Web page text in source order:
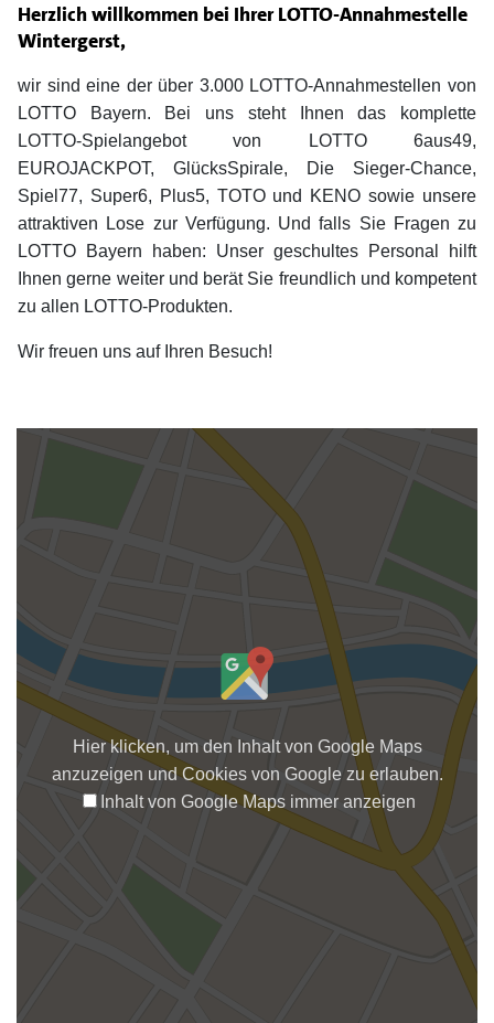
Herzlich willkommen bei Ihrer LOTTO-Annahmestelle
Wintergerst,
wir sind eine der über 3.000 LOTTO-Annahmestellen von
LOTTO Bayern. Bei uns steht Ihnen das komplette
LOTTO-Spielangebot von LOTTO 6aus49,
EUROJACKPOT, GlücksSpirale, Die Sieger-Chance,
Spiel77, Super6, Plus5, TOTO und KENO sowie unsere
attraktiven Lose zur Verfügung. Und falls Sie Fragen zu
LOTTO Bayern haben: Unser geschultes Personal hilft
Ihnen gerne weiter und berät Sie freundlich und kompetent
zu allen LOTTO-Produkten.
Wir freuen uns auf Ihren Besuch!
Hier klicken, um den Inhalt von Google Maps
anzuzeigen und Cookies von Google zu erlauben.
Inhalt von Google Maps immer anzeigen